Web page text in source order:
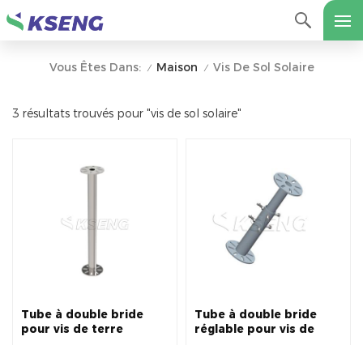
Vous Êtes Dans: / Maison / Vis De Sol Solaire
3 résultats trouvés pour "vis de sol solaire"
Tube à double bride
pour vis de terre
Tube à double bride
réglable pour vis de